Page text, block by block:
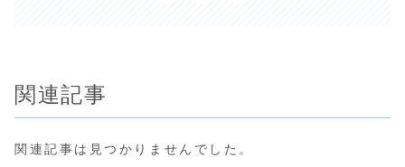
関連記事
関連記事は見つかりませんでした。